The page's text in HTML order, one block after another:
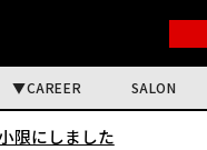
CAREER SALON
限にしました